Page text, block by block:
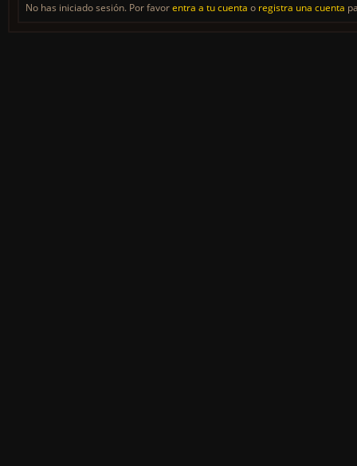
No has iniciado sesión. Por favorentra a tu cuenta o registra una cuenta